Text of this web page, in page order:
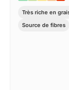
Très riche en
Source de fibres